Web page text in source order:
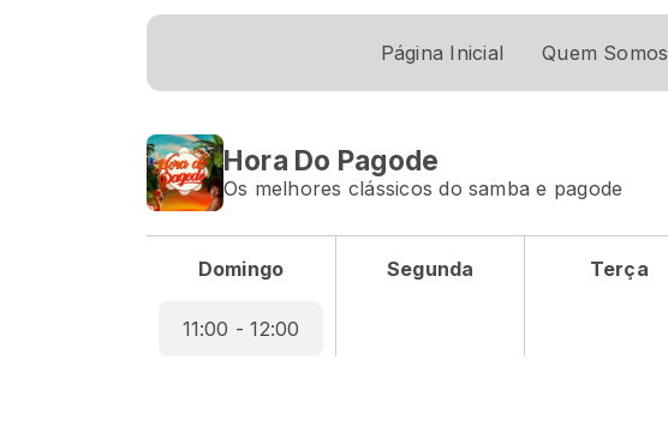
Página Inicial Quem Somos
Hora Do Pagode
Os melhores clássicos do samba e pagode
Domingo
11:00 - 12:00
Segunda Terça